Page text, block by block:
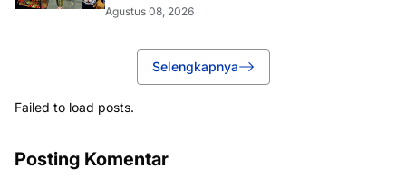
Agustus 08, 2026
Selengkapnya
Failed to load posts.
Posting Komentar